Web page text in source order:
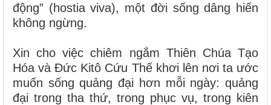
động” (hostia viva), một đời sống dâng hiến
không ngừng.
Xin cho việc chiêm ngắm Thiên Chúa Tạo
Hóa và Đức Kitô Cứu Thế khơi lên nơi ta ước
muốn sống quảng đại hơn mỗi ngày: quảng
đại trong tha thứ, trong phục vụ, trong kiên